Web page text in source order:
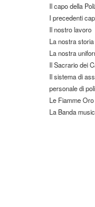
Il capo della
I precedenti
Il nostro lavoro
La nostra storia
La nostra
Il Sacrario dei
Il sistema di
personale di
Le Fiamme Oro
La Banda